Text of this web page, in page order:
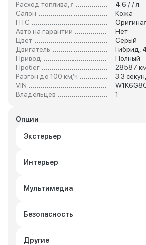
Расход топлива, л
4.6 / / л.
Салон
Кожа
ПТС
Оригинал
Авто на гарантии
Нет
Цвет
Серый
Двигатель
Гибрид,
Привод
Полный
Пробег
28587 км
Разгон до 100 км/ч
3.3
VIN
Владельцев
1
Опции
Экстерьер
Интерьер
Мультимедиа
Безопасность
Другие